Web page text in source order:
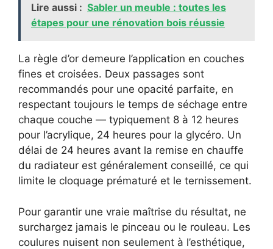
Lire aussi : Sabler un meuble : toutes les
étapes pour une rénovation bois réussie
La règle d’or demeure l’application en couches
fines et croisées. Deux passages sont
recommandés pour une opacité parfaite, en
respectant toujours le temps de séchage entre
chaque couche — typiquement 8 à 12 heures
pour l’acrylique, 24 heures pour la glycéro. Un
délai de 24 heures avant la remise en chauffe
du radiateur est généralement conseillé, ce qui
limite le cloquage prématuré et le ternissement.
Pour garantir une vraie maîtrise du résultat, ne
surchargez jamais le pinceau ou le rouleau. Les
coulures nuisent non seulement à l’esthétique,